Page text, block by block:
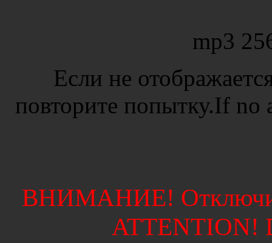
mp3
Если не
повторите попытку.If
ВНИМАНИЕ!
ATTENTION!